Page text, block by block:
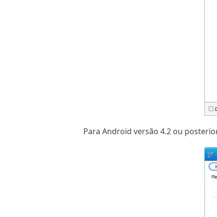
Para Android versão 4.2 ou